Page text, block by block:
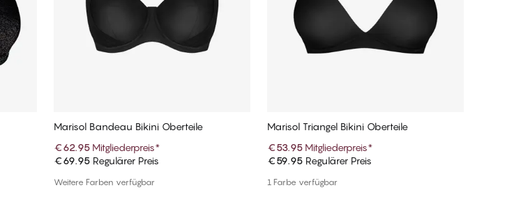
Marisol Bandeau Bikini Oberteile
€62.95 Mitgliederpreis*
€69.95 Regulärer Preis
Weitere Farben verfügbar
Marisol Triangel Bikini Oberteile
€53.95 Mitgliederpreis*
€59.95 Regulärer Preis
1 Farbe verfügbar